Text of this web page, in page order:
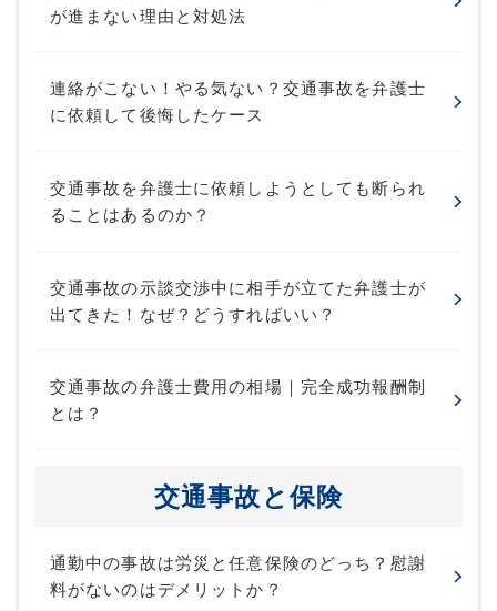
が進まない理由と対処法
連絡がこない！やる気ない？交通事故を弁護士
に依頼して後悔したケース
交通事故を弁護士に依頼しようとしても断られ
ることはあるのか？
交通事故の示談交渉中に相手が立てた弁護士が
出てきた！なぜ？どうすればいい？
交通事故の弁護士費用の相場｜完全成功報酬制
とは？
交通事故と保険
通勤中の事故は労災と任意保険のどっち？慰謝
料がないのはデメリットか？